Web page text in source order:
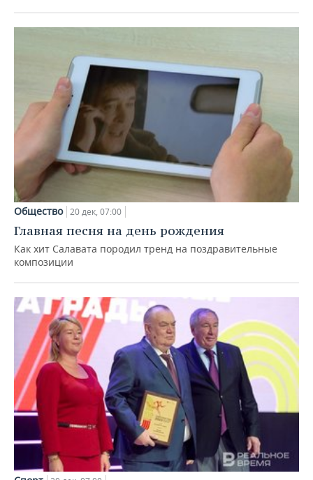
Общество 20 дек, 07:00
Главная песня на день рождения
Как хит Салавата породил тренд на поздравительные
композиции